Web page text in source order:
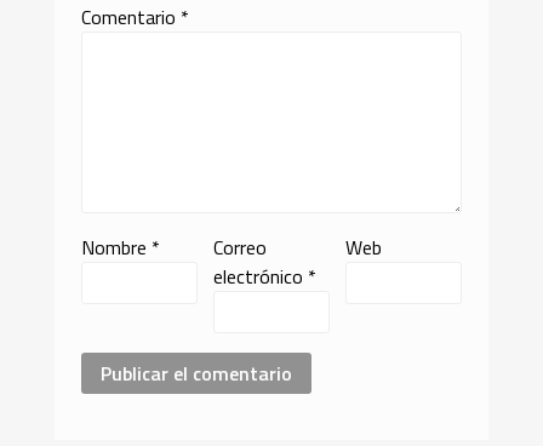
Comentario *
Nombre *
Correo
electrónico *
Web